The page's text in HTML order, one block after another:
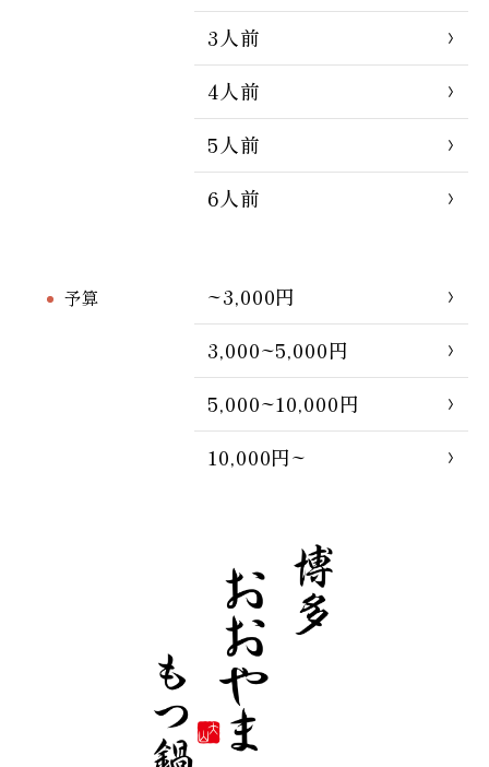
3人前
4人前
5人前
6人前
予算
~3,000円
3,000~5,000円
5,000~10,000円
10,000円~